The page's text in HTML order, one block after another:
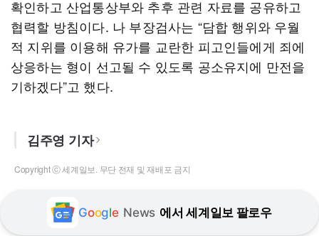
확인하고 산업통상부와 추후 관련 자료를 공유하고
협력할 방침이다. 나 부장검사는 “담합 행위와 우월
적 지위를 이용해 유가를 교란한 피고인들에게 죄에
상응하는 형이 선고될 수 있도록 공소유지에 만전을
기하겠다”고 했다.
김주영 기자
Copyright ⓒ 세계일보. 무단 전재 및 재배포 금지
Google News 에서 세계일보 팔로우